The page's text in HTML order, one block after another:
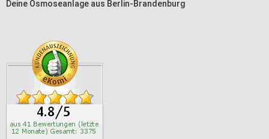
Deine Osmoseanlage aus Berlin-Brandenburg